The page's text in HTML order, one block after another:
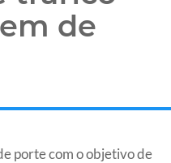
de
porte com o objetivo de